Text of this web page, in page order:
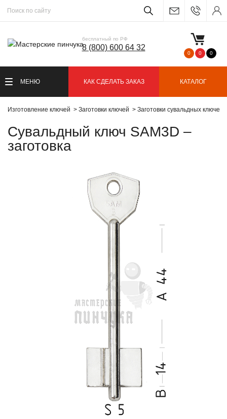
бесплатный по РФ
8 (800) 600 64 32
0 0 0
МЕНЮ КАК СДЕЛАТЬ ЗАКАЗ КАТАЛОГ
Изготовление ключей Заготовки ключей Заготовки сувальдных ключей
Сувальдный ключ SAM3D –
заготовка